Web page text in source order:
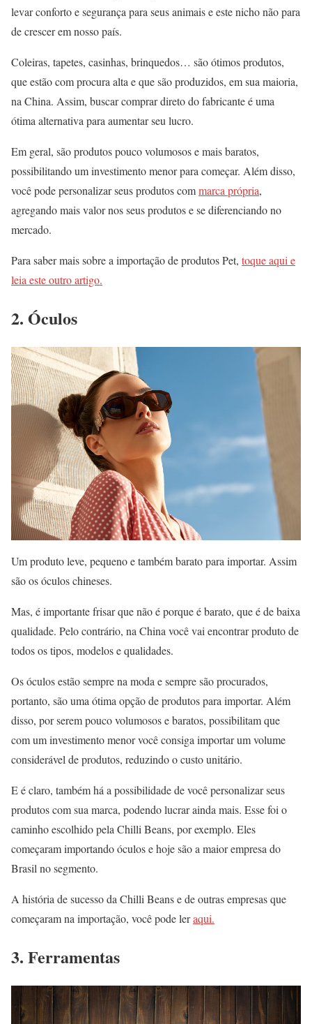
levar conforto e segurança para seus animais e este nicho não para
de crescer em nosso país.
Coleiras, tapetes, casinhas, brinquedos… são ótimos produtos,
que estão com procura alta e que são produzidos, em sua maioria,
na China. Assim, buscar comprar direto do fabricante é uma
ótima alternativa para aumentar seu lucro.
Em geral, são produtos pouco volumosos e mais baratos,
possibilitando um investimento menor para começar. Além disso,
você pode personalizar seus produtos commarca própria,
agregando mais valor nos seus produtos e se diferenciando no
mercado.
Para saber mais sobre a importação de produtos Pet, toque aqui e
leia este outro artigo.
2. Óculos
Um produto leve, pequeno e também barato para importar. Assim
são os óculos chineses.
Mas, é importante frisar que não é porque é barato, que é de baixa
qualidade. Pelo contrário, na China você vai encontrar produto de
todos os tipos, modelos e qualidades.
Os óculos estão sempre na moda e sempre são procurados,
portanto, são uma ótima opção de produtos para importar. Além
disso, por serem pouco volumosos e baratos, possibilitam que
com um investimento menor você consiga importar um volume
considerável de produtos, reduzindo o custo unitário.
E é claro, também há a possibilidade de você personalizar seus
produtos com sua marca, podendo lucrar ainda mais. Esse foi o
caminho escolhido pela Chilli Beans, por exemplo. Eles
começaram importando óculos e hoje são a maior empresa do
Brasil no segmento.
A história de sucesso da Chilli Beans e de outras empresas que
começaram na importação, você pode leraqui.
3. Ferramentas